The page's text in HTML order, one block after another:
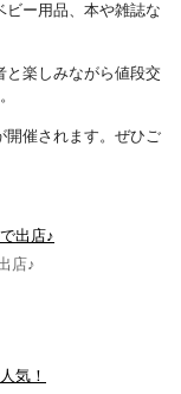
ビー用品、本や雑誌な
と楽しみながら値段交
開催されます。ぜひご
店♪